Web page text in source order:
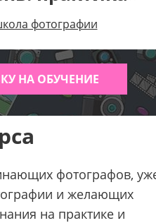
фотографии
НА ОБУЧЕНИЕ
фотографов,
и желающих
на практике и